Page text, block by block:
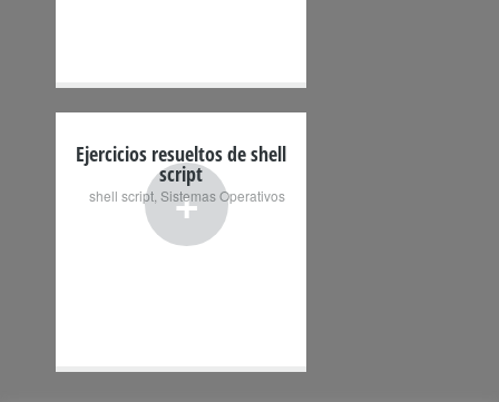
+
Ejercicios resueltos de shell
script
shell script, Sistemas Operativos